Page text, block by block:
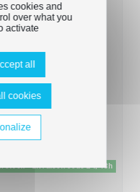
avec CF450A,
stock - Livraison sous 24/48h
cookies and
over what you
activate
all
cookies